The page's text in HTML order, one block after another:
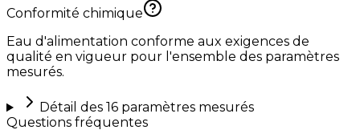
Conformité chimique
Eau d'alimentation conforme aux exigences de
qualité en vigueur pour l'ensemble des paramètres
mesurés.
Détail des 16paramètres mesurés
Questions fréquentes